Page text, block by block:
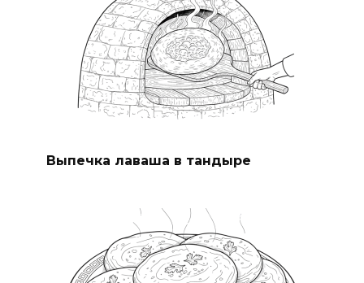
Выпечка лаваша в тандыре